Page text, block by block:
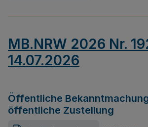
MB.NRW 2026 Nr.
14.07.2026
Öffentliche
öffentliche Zustellung